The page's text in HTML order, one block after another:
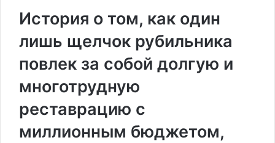
История о том, как один
лишь щелчок рубильника
повлек за собой долгую и
многотрудную
реставрацию с
миллионным бюджетом,